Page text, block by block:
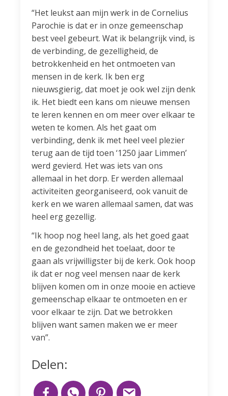
“Het leukst aan mijn werk in de Cornelius
Parochie is dat er in onze gemeenschap
best veel gebeurt. Wat ik belangrijk vind, is
de verbinding, de gezelligheid, de
betrokkenheid en het ontmoeten van
mensen in de kerk. Ik ben erg
nieuwsgierig, dat moet je ook wel zijn denk
ik. Het biedt een kans om nieuwe mensen
te leren kennen en om meer over elkaar te
weten te komen. Als het gaat om
verbinding, denk ik met heel veel plezier
terug aan de tijd toen ‘1250 jaar Limmen’
werd gevierd. Het was iets van ons
allemaal in het dorp. Er werden allemaal
activiteiten georganiseerd, ook vanuit de
kerk en we waren allemaal samen, dat was
heel erg gezellig.
“Ik hoop nog heel lang, als het goed gaat
en de gezondheid het toelaat, door te
gaan als vrijwilligster bij de kerk. Ook hoop
ik dat er nog veel mensen naar de kerk
blijven komen om in onze mooie en actieve
gemeenschap elkaar te ontmoeten en er
voor elkaar te zijn. Dat we betrokken
blijven want samen maken we er meer
van”.
Delen: